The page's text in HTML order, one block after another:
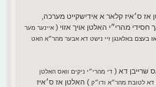
אז ס׳איז קלאר א אידישקייט מערכה,
חסידי מהרי״י האלטן אויך אזוי ( איינער מער
אז בעצם באלאנגן זיי נישט דא אבער מהר״א האט
שרייבן דא ( די מהרי״י ניקים וואס האלטן
דא לטובת מהר״א ודו״ק ) האלטן אז ס׳איז